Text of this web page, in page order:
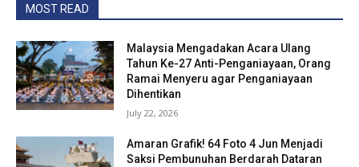
MOST READ
Malaysia Mengadakan Acara Ulang
Tahun Ke-27 Anti-Penganiayaan, Orang
Ramai Menyeru agar Penganiayaan
Dihentikan
July 22, 2026
Amaran Grafik! 64 Foto 4 Jun Menjadi
Saksi Pembunuhan Berdarah Dataran